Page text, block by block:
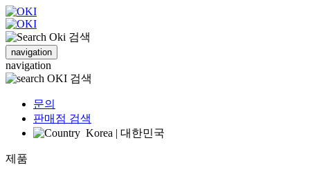
검색
navigation
navigation
검색
문의
판매점 검색
Korea | 대한민국
제품